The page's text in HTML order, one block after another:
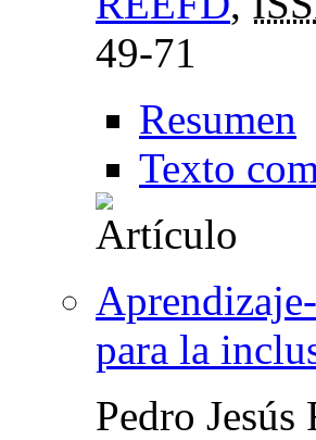
49-71
Resumen
Texto
para la
Pedro